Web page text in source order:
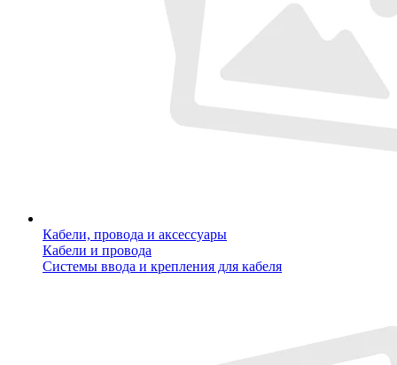
Кабели, провода и аксессуары
Кабели и провода
Системы ввода и крепления для кабеля